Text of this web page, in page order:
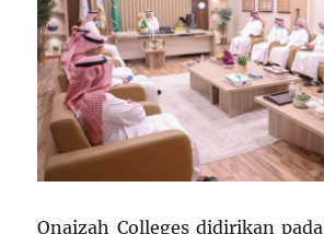
Onaizah Colleges didirikan